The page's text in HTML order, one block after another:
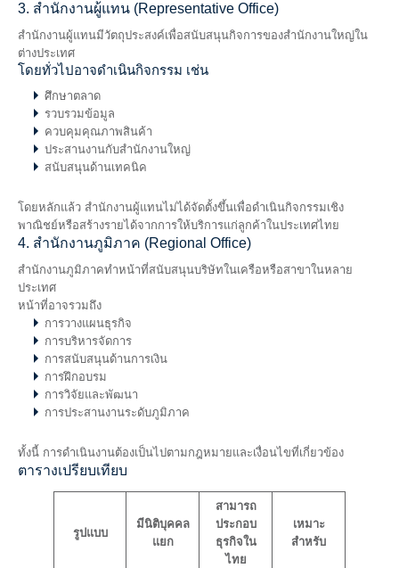
3. สำนักงานผู้แทน (Representative Office)
สำนักงานผู้แทนมีวัตถุประสงค์เพื่อสนับสนุนกิจการของสำนักงานใหญ่ใน
ต่างประเทศ
โดยทั่วไปอาจดำเนินกิจกรรม เช่น
ศึกษาตลาด
รวบรวมข้อมูล
ควบคุมคุณภาพสินค้า
ประสานงานกับสำนักงานใหญ่
สนับสนุนด้านเทคนิค
โดยหลักแล้ว สำนักงานผู้แทนไม่ได้จัดตั้งขึ้นเพื่อดำเนินกิจกรรมเชิง
พาณิชย์หรือสร้างรายได้จากการให้บริการแก่ลูกค้าในประเทศไทย
4. สำนักงานภูมิภาค (Regional Office)
สำนักงานภูมิภาคทำหน้าที่สนับสนุนบริษัทในเครือหรือสาขาในหลาย
ประเทศ
หน้าที่อาจรวมถึง
การวางแผนธุรกิจ
การบริหารจัดการ
การสนับสนุนด้านการเงิน
การฝึกอบรม
การวิจัยและพัฒนา
การประสานงานระดับภูมิภาค
ทั้งนี้ การดำเนินงานต้องเป็นไปตามกฎหมายและเงื่อนไขที่เกี่ยวข้อง
ตารางเปรียบเทียบ
รูปแบบ
มีนิติบุคคล
แยก
สามารถ
ประกอบ
ธุรกิจใน
ไทย
เหมาะ
สำหรับ